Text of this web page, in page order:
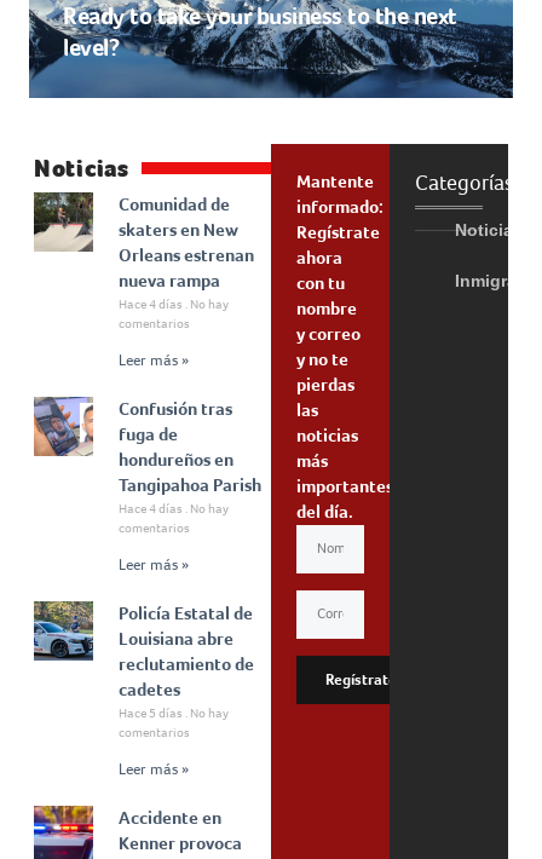
Ready to take your business to the next
level?
Noticias
Comunidad de
skaters en New
Orleans estrenan
nueva rampa
Hace 4 días
No hay
comentarios
Leer más »
Confusión tras
fuga de
hondureños en
Tangipahoa Parish
Hace 4 días
No hay
comentarios
Leer más »
Policía Estatal de
Louisiana abre
reclutamiento de
cadetes
Hace 5 días
No hay
comentarios
Leer más »
Accidente en
Kenner provoca
Mantente
informado:
Regístrate
ahora
con tu
nombre
y correo
y no te
pierdas
las
noticias
más
importantes
del día.
Regístrate
Categorías
Noticias